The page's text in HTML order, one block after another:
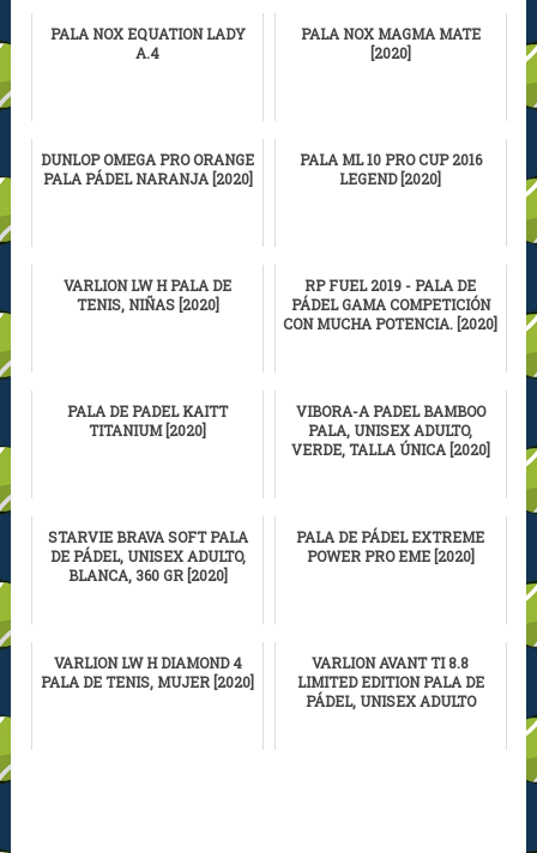
PALA NOX EQUATION LADY
A.4
PALA NOX MAGMA MATE
[2020]
DUNLOP OMEGA PRO ORANGE
PALA PÁDEL NARANJA [2020]
PALA ML 10 PRO CUP 2016
LEGEND [2020]
VARLION LW H PALA DE
TENIS, NIÑAS [2020]
RP FUEL 2019 - PALA DE
PÁDEL GAMA COMPETICIÓN
CON MUCHA POTENCIA. [2020]
PALA DE PADEL KAITT
TITANIUM [2020]
VIBORA-A PADEL BAMBOO
PALA, UNISEX ADULTO,
VERDE, TALLA ÚNICA [2020]
STARVIE BRAVA SOFT PALA
DE PÁDEL, UNISEX ADULTO,
BLANCA, 360 GR [2020]
PALA DE PÁDEL EXTREME
POWER PRO EME [2020]
VARLION LW H DIAMOND 4
PALA DE TENIS, MUJER [2020]
VARLION AVANT TI 8.8
LIMITED EDITION PALA DE
PÁDEL, UNISEX ADULTO